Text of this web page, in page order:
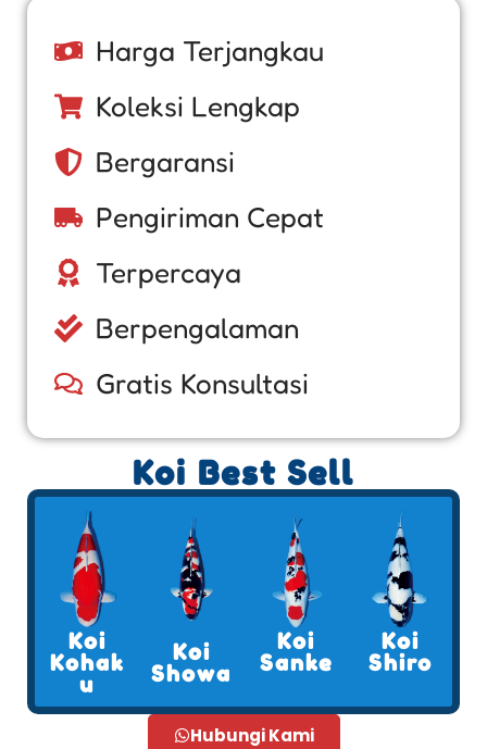
Harga Terjangkau
Koleksi Lengkap
Bergaransi
Pengiriman Cepat
Terpercaya
Berpengalaman
Gratis Konsultasi
Koi Best Sell
Koi
Kohak
u
Koi
Showa
Koi
Sanke
Koi
Shiro
Hubungi Kami